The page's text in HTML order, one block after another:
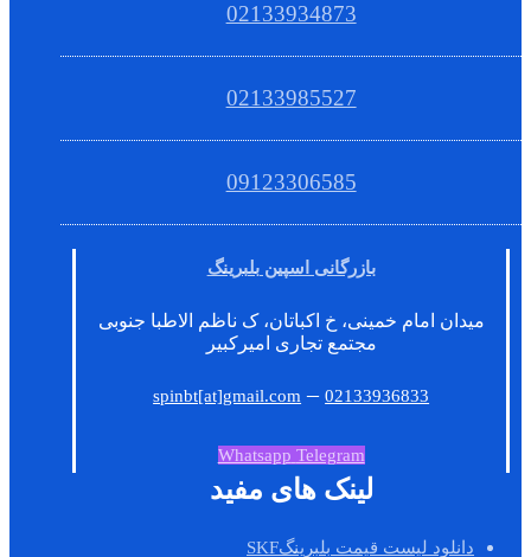
02133934873
02133985527
09123306585
بازرگانی اسپین بلبرینگ
میدان امام خمینی، خ اکباتان، ک ناظم الاطبا جنوبی
مجتمع تجاری امیرکبیر
spinbt[at]gmail.com –02133936833
Whatsapp Telegram
لینک های مفید
دانلود لیست قیمت بلبرینگSKF